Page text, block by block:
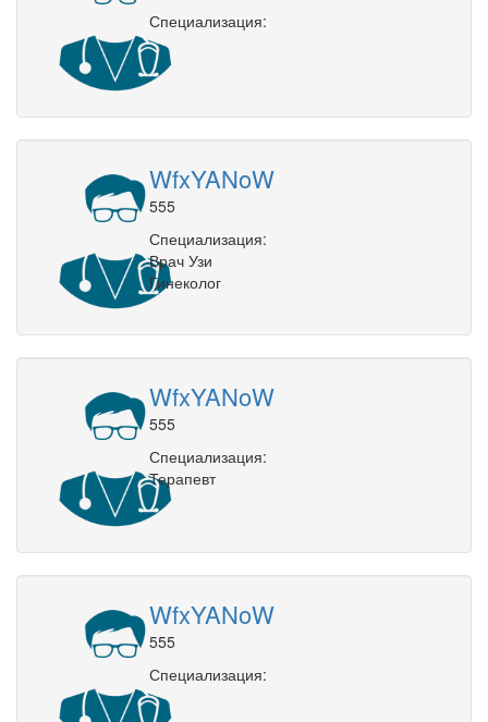
Специализация:
WfxYANoW
555
Специализация:
Врач Узи
Гинеколог
WfxYANoW
555
Специализация:
Терапевт
WfxYANoW
555
Специализация: